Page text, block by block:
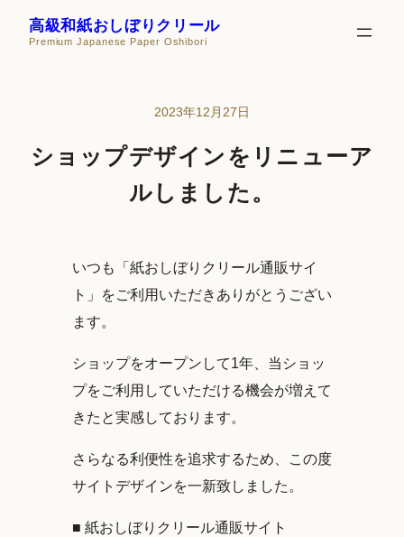
高級和紙おしぼりクリール
Premium Japanese Paper Oshibori
2023年12月27日
ショップデザインをリニューア
ルしました。
いつも「紙おしぼりクリール通販サイ
ト」をご利用いただきありがとうござい
ます。
ショップをオープンして1年、当ショッ
プをご利用していただける機会が増えて
きたと実感しております。
さらなる利便性を追求するため、この度
サイトデザインを一新致しました。
■ 紙おしぼりクリール通販サイト